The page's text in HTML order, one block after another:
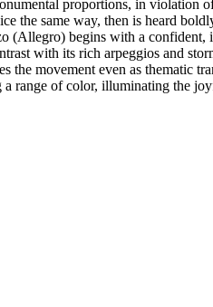
proportions, in violation
the same way, then is heard
(Allegro) begins with a
with its rich arpeggios and
the movement even as thematic
range of color, illuminating the